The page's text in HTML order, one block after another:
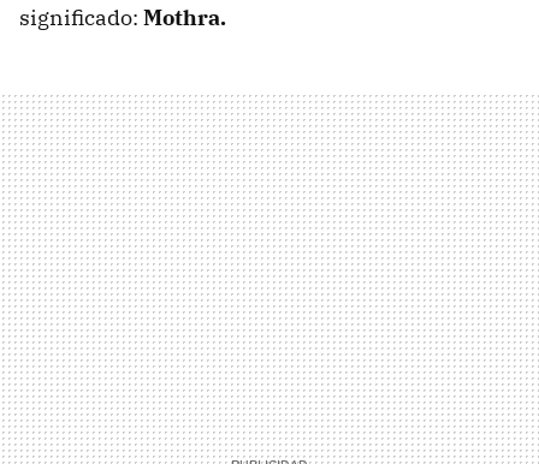
significado: Mothra.